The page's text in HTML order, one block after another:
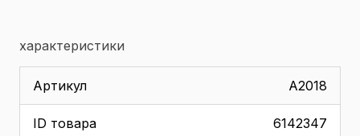
характеристики
Артикул A2018
ID товара 6142347